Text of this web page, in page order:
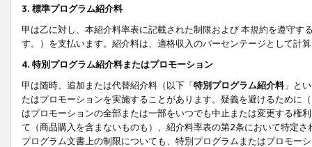
3. 標準プログラム紹介料
甲は乙に対し、本紹介料率表に記載された制限および本規約を遵守す
す。）を支払います。紹介料は、適格収入のパーセンテージとして計
4. 特別プログラム紹介料またはプロモーション
甲は随時、追加または代替紹介料（以下「特別プログラム紹介料」と
たはプロモーションを実施することがあります。疑義を避けるために
はプロモーションの全部または一部をいつでも中止または変更する権
て（商品購入を含まないものも）、紹介料率表の第2条において特定
プログラム文書上の制限についても、特別プログラムまたはプロモー